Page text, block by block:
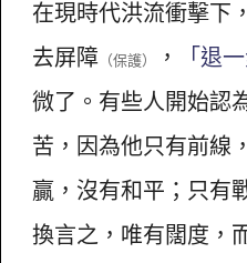
在現時代洪流衝擊下
去屏障 （保護） ， 「退
微了。有些人開始認
苦，因為他只有前線
贏，沒有和平；只有
換言之，唯有闊度，